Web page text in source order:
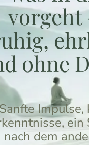
ohne
Impulse,
ein
nach dem